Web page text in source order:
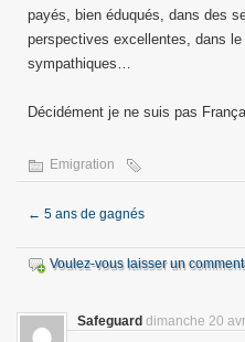
payés, bien éduqués, dans des
perspectives excellentes, dans
sympathiques…
Décidément je ne suis pas
Emigration
← 5 ans de gagnés
Voulez-vous laisser un
Safeguard dimanche 20